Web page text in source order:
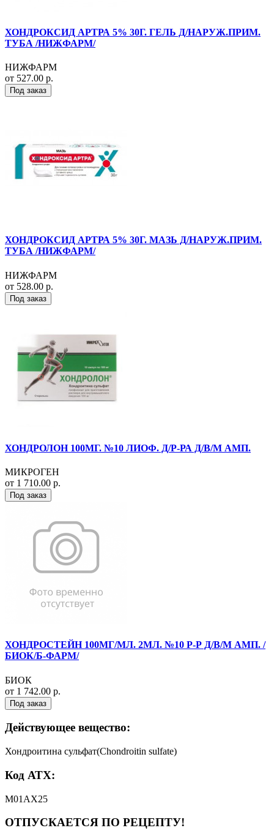
ХОНДРОКСИД АРТРА 5% 30Г. ГЕЛЬ Д/НАРУЖ.ПРИМ.
ТУБА /НИЖФАРМ/
НИЖФАРМ
от 527.00 р.
Под заказ
ХОНДРОКСИД АРТРА 5% 30Г. МАЗЬ Д/НАРУЖ.ПРИМ.
ТУБА /НИЖФАРМ/
НИЖФАРМ
от 528.00 р.
Под заказ
ХОНДРОЛОН 100МГ. №10 ЛИОФ. Д/Р-РА Д/В/М АМП.
МИКРОГЕН
от 1 710.00 р.
Под заказ
ХОНДРОСТЕЙН 100МГ/МЛ. 2МЛ. №10 Р-Р Д/В/М АМП. /
БИОК/Б-ФАРМ/
БИОК
от 1 742.00 р.
Под заказ
Действующее вещество:
Хондроитина сульфат(Chondroitin sulfate)
Код АТХ:
M01AX25
ОТПУСКАЕТСЯ ПО РЕЦЕПТУ!